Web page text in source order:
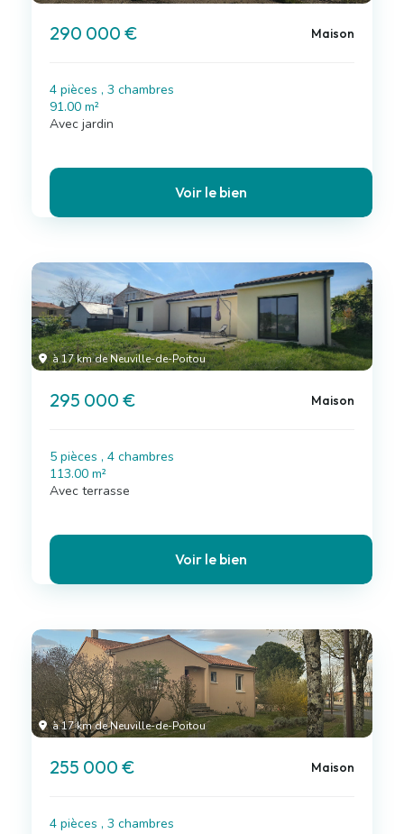
290 000 € Maison
4 pièces , 3 chambres
91.00 m²
Avec jardin
Voir le bien
à 17 km de Neuville-de-Poitou
295 000 € Maison
5 pièces , 4 chambres
113.00 m²
Avec terrasse
Voir le bien
à 17 km de Neuville-de-Poitou
255 000 € Maison
4 pièces , 3 chambres